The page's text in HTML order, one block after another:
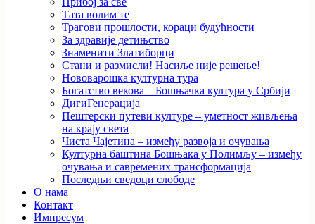
Тата волим те
Трагови прошлости, кораци будућности
За здравије детињство
Знаменити Златиборци
Стани и размисли! Насиље није решење!
Нововарошка културна тура
Богатство векова – Бошњачка култура у Србији
ДигиГенерација
Пештерски путеви културе – уметност живљења
на крају света
Чиста Чајетина – између развоја и очувања
Културна баштина Бошњака у Полимљу – између
очувања и савремених трансформација
Последњи сведоци слободе
О нама
Контакт
Импресум